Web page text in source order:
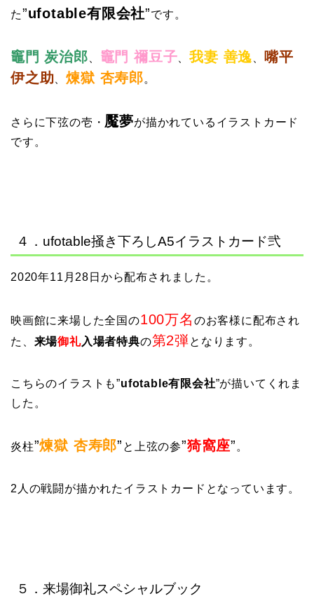
た”ufotable有限会社”です。
竈門 炭治郎 竈門 禰豆子 、我妻 善逸
嘴平
伊之助 、煉獄 杏寿郎。
さらに下弦の壱・ 魘夢が描かれているイラストカード
です。
４．ufotable掻き下ろしA5イラストカード弐
2020年11月28日から配布されました。
映画館に来場した全国の100万名 のお客様に配布され
た、 来場御礼入場者特典の第2弾となります。
こちらのイラストも”ufotable有限会社”が描いてくれま
した。
炎柱”煉獄 杏寿郎” と上弦の参”猗窩座” 。
2人の戦闘が描かれたイラストカードとなっています。
５．来場御礼スペシャルブック